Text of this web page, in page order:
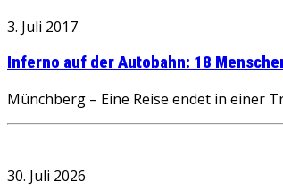
3. Juli 2017
Inferno auf der Autobahn: 18
Münchberg – Eine Reise endet in einer
30. Juli 2026